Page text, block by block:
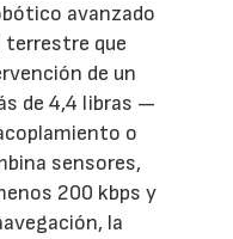
avanzado
que
de un
de 4,4 libras —
o
sensores,
200 kbps y
la